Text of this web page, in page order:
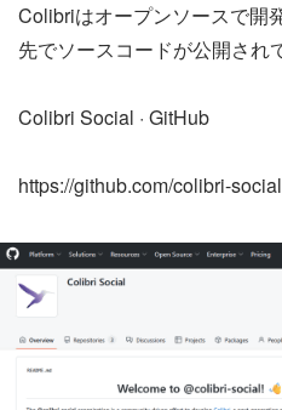
Colibriはオープンソースで開
先でソースコードが公開され
Colibri Social · GitHub
https://github.com/colibri-social